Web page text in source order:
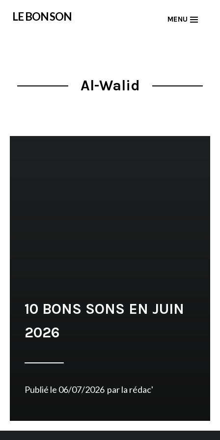
LE BON SON MENU
Al-Walid
10 BONS SONS EN JUIN
2026
Publié le 06/07/2026 parla rédac'